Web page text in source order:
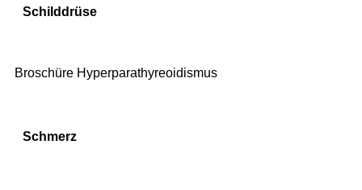
Schilddrüse
Broschüre Hyperparathyreoidismus
Schmerz